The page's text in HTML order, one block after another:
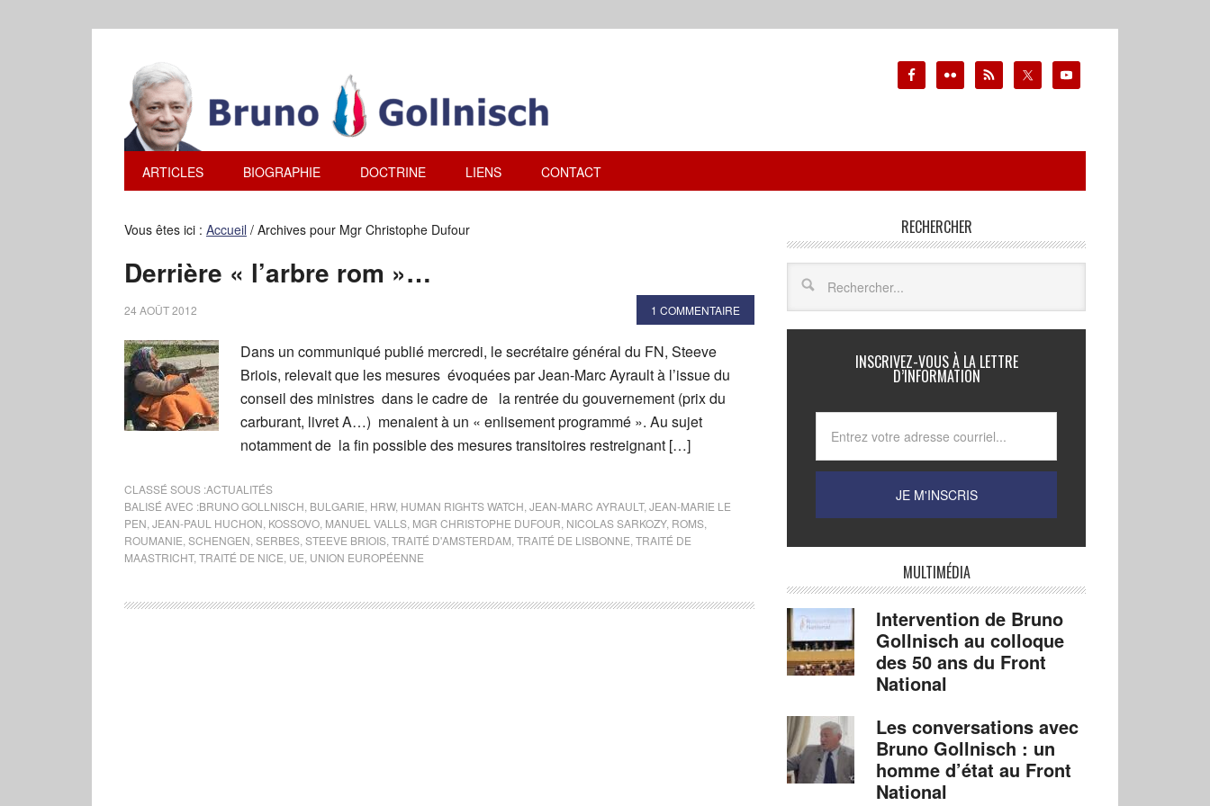
ARTICLES BIOGRAPHIE DOCTRINE LIENS CONTACT
Vous êtes ici : Accueil / Archives pour Mgr Christophe Dufour
Derrière « l’arbre rom »…
24 AOÛT 2012 1 COMMENTAIRE
Dans un communiqué publié mercredi, le secrétaire général du FN, Steeve
Briois, relevait que les mesures évoquées par Jean-Marc Ayrault à l’issue du
conseil des ministres dans le cadre de la rentrée du gouvernement (prix du
carburant, livret A…) menaient à un « enlisement programmé ». Au sujet
notamment de la fin possible des mesures transitoires restreignant […]
CLASSÉ SOUS :ACTUALITÉS
BALISÉ AVEC :BRUNO GOLLNISCH BULGARIE HRW, HUMAN RIGHTS WATCH JEAN-MARC AYRAULT, JEAN-MARIE LE
PEN JEAN-PAUL HUCHON KOSSOVO MANUEL VALLS MGR CHRISTOPHE DUFOUR NICOLAS SARKOZY, ROMS
ROUMANIE SCHENGEN SERBES STEEVE BRIOIS TRAITÉ D'AMSTERDAM TRAITÉ DE LISBONNE TRAITÉ DE
MAASTRICHT, TRAITÉ DE NICE UE UNION EUROPÉENNE
RECHERCHER
INSCRIVEZ-VOUS À LA LETTRE
D’INFORMATION
MULTIMÉDIA
Intervention de Bruno
Gollnisch au colloque
des 50 ans du Front
National
Les conversations avec
Bruno Gollnisch : un
homme d’état au Front
National